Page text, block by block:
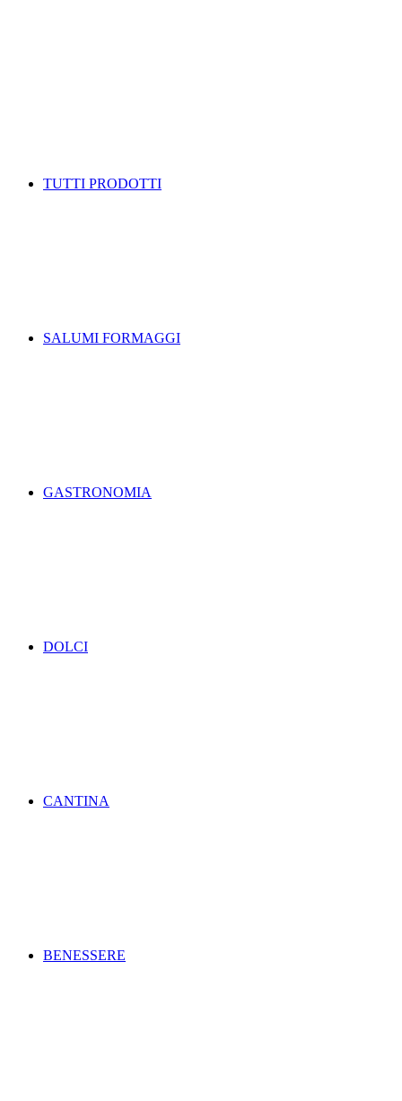
TUTTI PRODOTTI
SALUMI FORMAGGI
GASTRONOMIA
DOLCI
CANTINA
BENESSERE